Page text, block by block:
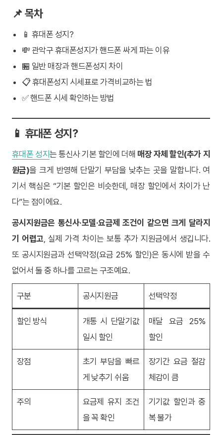
📌 목차
📱 휴대폰 성지?
💸 관악구 휴대폰성지가 핸드폰 싸게 파는 이유
🏪 일반 매장과 핸드폰성지 차이
📋 휴대폰성지 시세표로 가격비교하는 법
✅ 핸드폰 시세 확인하는 방법
📱 휴대폰 성지?
휴대폰 성지는 통신사 기본 할인에 더해 매장 자체 할인(추가 지
원금)을 크게 반영해 단말기 부담을 낮추는 곳을 말합니다. 여
기서 핵심은 “기본 할인은 비슷한데, 매장 할인에서 차이가 난
다”는 점이에요.
공시지원금은 통신사·모델·요금제 조건이 같으면 크게 달라지
기 어렵고 , 실제 가격 차이는 보통 추가 지원금에서 생깁니다.
또 공시지원금과 선택약정(요금 25% 할인)은 동시에 받을 수
없어서 둘 중 하나를 고르는 구조예요.
구분 공시지원금 선택약정
할인 방식
개통 시 단말기값
일시 할인
매달 요금 25%
할인
장점
초기 부담을 빠르
게 낮추기 쉬움
장기간 요금 절감
체감이 큼
주의
요금제 유지 조건
을 꼭 확인
기기값 할인과 중
복 불가